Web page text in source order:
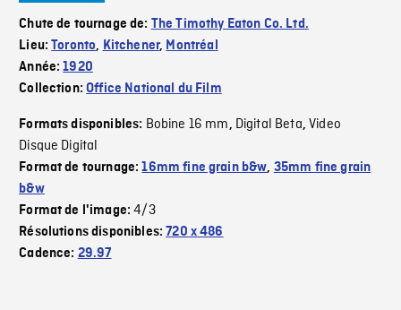
Chute de tournage de: The Timothy Eaton Co. Ltd.
Lieu:Toronto, Kitchener, Montréal
Année:1920
Collection:Office National du Film
Formats disponibles: Bobine 16 mm, Digital Beta,Video
Disque Digital
Format de tournage:16mm fine grain b&w, 35mm fine grain
b&w
Format de l'image:4/3
Résolutions disponibles:720 x 486
Cadence: 29.97